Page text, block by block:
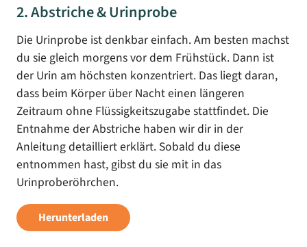
2. Abstriche & Urinprobe
Die Urinprobe ist denkbar einfach. Am besten machst
du sie gleich morgens vor dem Frühstück. Dann ist
der Urin am höchsten konzentriert. Das liegt daran,
dass beim Körper über Nacht einen längeren
Zeitraum ohne Flüssigkeitszugabe stattfindet. Die
Entnahme der Abstriche haben wir dir in der
Anleitung detailliert erklärt. Sobald du diese
entnommen hast, gibst du sie mit in das
Urinproberöhrchen.
Herunterladen